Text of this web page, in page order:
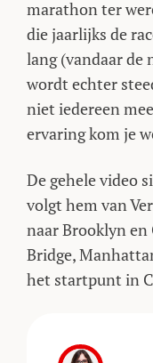
marathon ter
die jaarlijks de
lang (vandaar de
wordt echter
niet iedereen
ervaring kom je
De gehele video
volgt hem van
naar Brooklyn en
Bridge,
het startpunt in